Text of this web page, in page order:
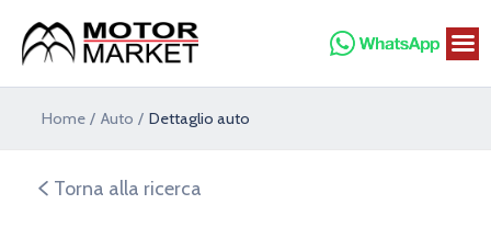
contenuto
Home Auto Dettaglio auto
Torna alla ricerca